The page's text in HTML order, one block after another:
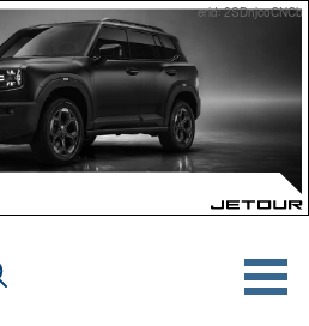
erid: 2SDnjcoCNCb